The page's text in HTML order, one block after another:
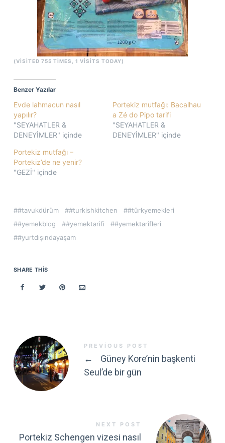
(VISITED 755 TIMES, 1 VISITS TODAY)
Benzer Yazılar
Evde lahmacun nasıl
yapılır?
"SEYAHATLER &
DENEYİMLER" içinde
Portekiz mutfağı: Bacalhau
a Zé do Pipo tarifi
"SEYAHATLER &
DENEYİMLER" içinde
Portekiz mutfağı –
Portekiz’de ne yenir?
"GEZİ" içinde
#tavukdürüm #turkishkitchen
#türkyemekleri
#yemekblog
#yemektarifi
#yemektarifleri
#yurtdışındayaşam
SHARE THIS
PREVIOUS POST
←
Güney Kore’nin başkenti
Seul’de bir gün
NEXT POST
Portekiz Schengen vizesi nasıl